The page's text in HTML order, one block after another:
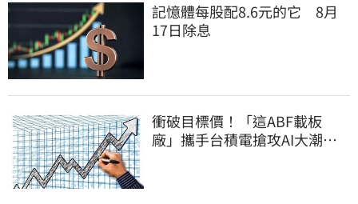
記憶體每股配8.6元的它 8月
17日除息
衝破目標價！「這ABF載板
廠」攜手台積電搶攻AI大潮